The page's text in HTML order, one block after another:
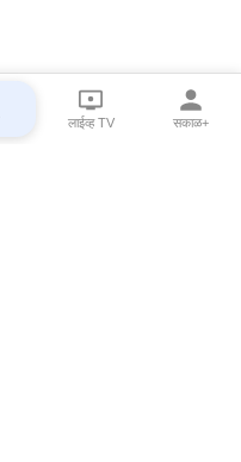
लाईव्ह TV सकाळ+